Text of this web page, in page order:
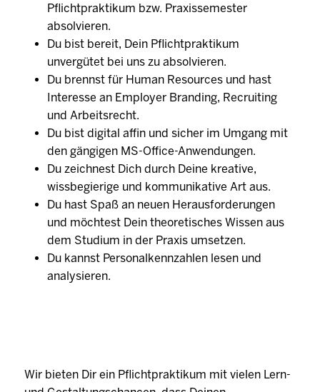
Pflichtpraktikum bzw. Praxissemester
absolvieren.
Du bist bereit, Dein Pflichtpraktikum
unvergütet bei uns zu absolvieren.
Du brennst für Human Resources und hast
Interesse an Employer Branding, Recruiting
und Arbeitsrecht.
Du bist digital affin und sicher im Umgang mit
den gängigen MS-Office-Anwendungen.
Du zeichnest Dich durch Deine kreative,
wissbegierige und kommunikative Art aus.
Du hast Spaß an neuen Herausforderungen
und möchtest Dein theoretisches Wissen aus
dem Studium in der Praxis umsetzen.
Du kannst Personalkennzahlen lesen und
analysieren.
Wir bieten Dir ein Pflichtpraktikum mit vielen Lern-